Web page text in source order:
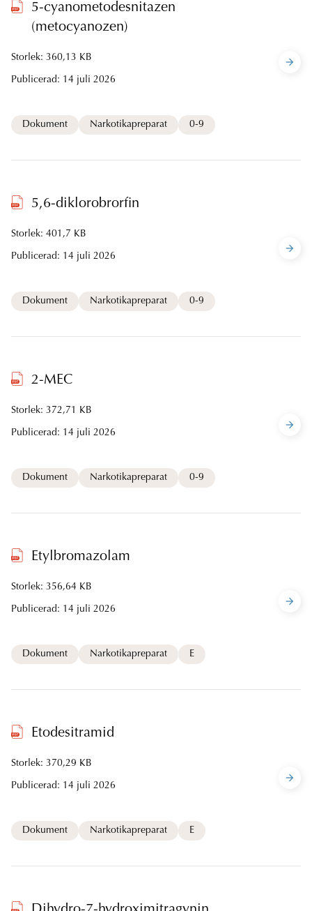
5-cyanometodesnitazen
(metocyanozen)
Storlek: 360,13 KB
Publicerad: 14 juli 2026
Dokument Narkotikapreparat 0-9
5,6-diklorobrorfin
Storlek: 401,7 KB
Publicerad: 14 juli 2026
Dokument Narkotikapreparat 0-9
2-MEC
Storlek: 372,71 KB
Publicerad: 14 juli 2026
Dokument Narkotikapreparat 0-9
Etylbromazolam
Storlek: 356,64 KB
Publicerad: 14 juli 2026
Dokument Narkotikapreparat E
Etodesitramid
Storlek: 370,29 KB
Publicerad: 14 juli 2026
Dokument Narkotikapreparat E